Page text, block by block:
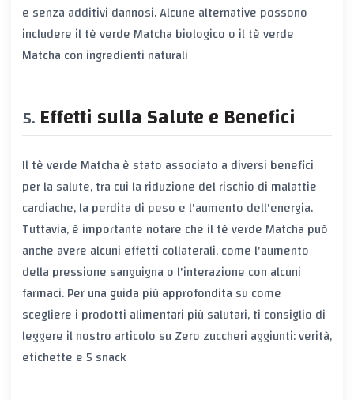
e senza additivi dannosi. Alcune alternative possono
includere il tè verde Matcha biologico o il tè verde
Matcha con ingredienti naturali
Effetti sulla Salute e Benefici
Il tè verde Matcha è stato associato a diversi benefici
per la salute, tra cui la riduzione del rischio di malattie
cardiache, la perdita di peso e l'aumento dell'energia.
Tuttavia, è importante notare che il tè verde Matcha può
anche avere alcuni effetti collaterali, come l'aumento
della pressione sanguigna o l'interazione con alcuni
farmaci. Per una guida più approfondita su come
scegliere i prodotti alimentari più salutari, ti consiglio di
leggere il nostro articolo su Zero zuccheri aggiunti: verità,
etichette e 5 snack